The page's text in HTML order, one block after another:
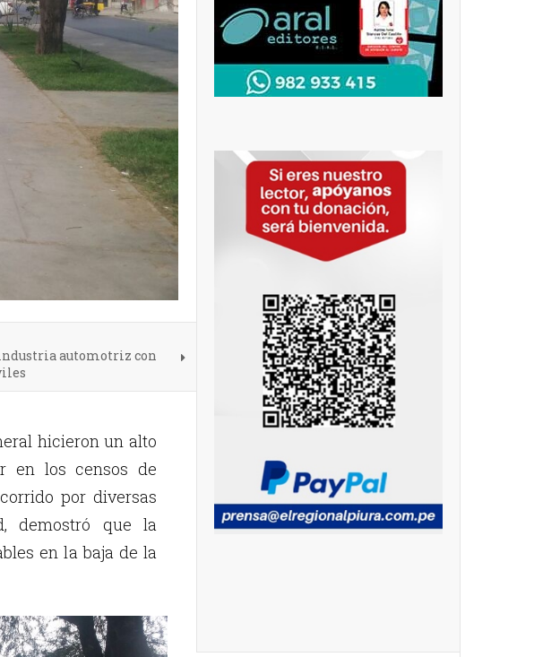
automotriz con
hicieron un alto
en los censos de
por diversas
demostró que la
en la baja de la